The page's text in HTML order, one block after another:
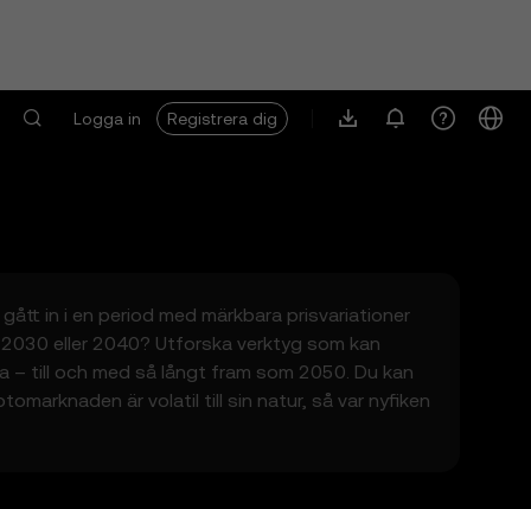
Logga in Registrera dig
in i en period med märkbara prisvariationer
eller 2040? Utforska verktyg som kan
– till och med så långt fram som 2050. Du kan
är volatil till sin natur, så var nyfiken